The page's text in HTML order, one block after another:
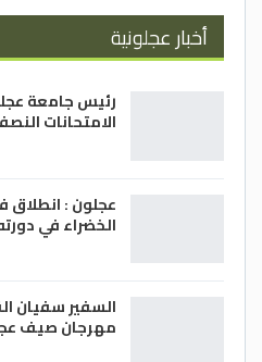
أخبار عجلونية
رئيس جامعة
الامتحانات
عجلون : انطلاق
الخضراء في
السفير سفيان
مهرجان صيف